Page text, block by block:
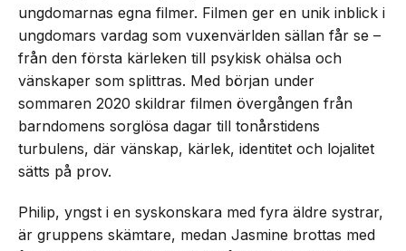
ungdomarnas egna filmer. Filmen ger en unik inblick i
ungdomars vardag som vuxenvärlden sällan får se –
från den första kärleken till psykisk ohälsa och
vänskaper som splittras. Med början under
sommaren 2020 skildrar filmen övergången från
barndomens sorglösa dagar till tonårstidens
turbulens, där vänskap, kärlek, identitet och lojalitet
sätts på prov.
Philip, yngst i en syskonskara med fyra äldre systrar,
är gruppens skämtare, medan Jasmine brottas med